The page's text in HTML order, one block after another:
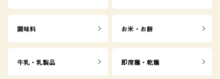
調味料 お米・お餅
牛乳・乳製品 即席麺・乾麺